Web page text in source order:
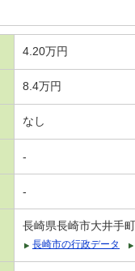
4.20万円
8.4万円
なし
-
-
長崎県長崎市大井手町
長崎市の行政データ